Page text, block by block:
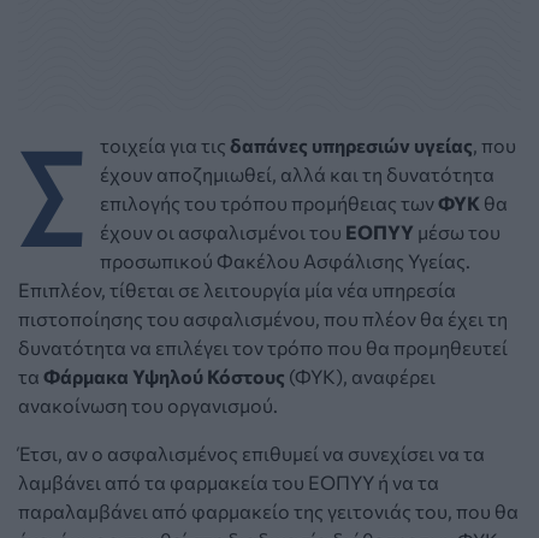
Σ τοιχεία για τις δαπάνες υπηρεσιών υγείας , που
έχουν αποζημιωθεί, αλλά και τη δυνατότητα
επιλογής του τρόπου προμήθειας τωνΦΥΚ θα
έχουν οι ασφαλισμένοι του ΕΟΠΥΥ μέσω του
προσωπικού Φακέλου Ασφάλισης Υγείας.
Επιπλέον, τίθεται σε λειτουργία μία νέα υπηρεσία
πιστοποίησης του ασφαλισμένου, που πλέον θα έχει τη
δυνατότητα να επιλέγει τον τρόπο που θα προμηθευτεί
τα Φάρμακα Υψηλού Κόστους (ΦΥΚ), αναφέρει
ανακοίνωση του οργανισμού.
Έτσι, αν ο ασφαλισμένος επιθυμεί να συνεχίσει να τα
λαμβάνει από τα φαρμακεία του ΕΟΠΥΥ ή να τα
παραλαμβάνει από φαρμακείο της γειτονιάς του, που θα